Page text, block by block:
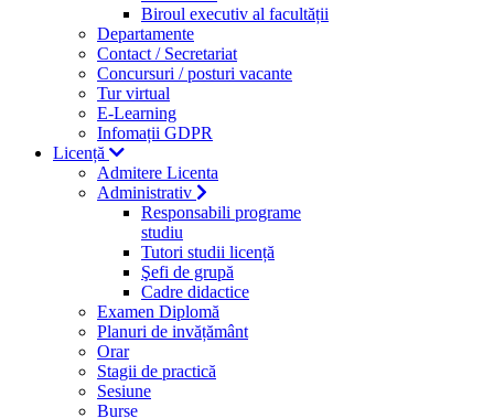
Biroul executiv al facultății
Departamente
Contact / Secretariat
Concursuri / posturi vacante
Tur virtual
E-Learning
Infomații GDPR
Licență
Admitere Licenta
Administrativ
Responsabili programe
studiu
Tutori studii licență
Şefi de grupă
Cadre didactice
Examen Diplomă
Planuri de invățământ
Orar
Stagii de practică
Sesiune
Burse